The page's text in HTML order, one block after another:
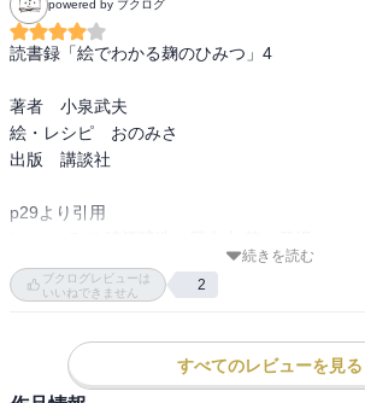
powered by ブクログ
読書録「絵でわかる麹のひみつ」4
著者　小泉武夫
絵・レシピ　おのみさ
出版　講談社
p29より引用
応用にかかわるもっとも特筆すべきことは,
平安時代末期の12世紀にすでに「種麹」が発
目次から抜粋引用
“麹を知る
続きを読む
ブクログレビューは
いいねできません
2
すべてのレビューを見る